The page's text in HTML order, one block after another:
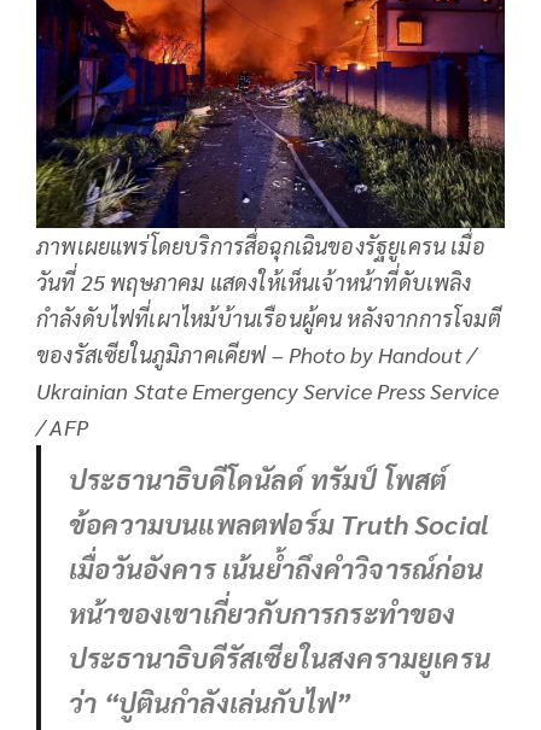
ภาพเผยแพร่โดยบริการสื่อฉุกเฉินของรัฐยูเครน เมื่อ
วันที่ 25 พฤษภาคม แสดงให้เห็นเจ้าหน้าที่ดับเพลิง
กำลังดับไฟที่เผาไหม้บ้านเรือนผู้คน หลังจากการโจมตี
ของรัสเซียในภูมิภาคเคียฟ – Photo by Handout /
Ukrainian State Emergency Service Press Service
/ AFP
ประธานาธิบดีโดนัลด์ ทรัมป์ โพสต์
ข้อความบนแพลตฟอร์ม Truth Social
เมื่อวันอังคาร เน้นย้ำถึงคำวิจารณ์ก่อน
หน้าของเขาเกี่ยวกับการกระทำของ
ประธานาธิบดีรัสเซียในสงครามยูเครน
ว่า “ปูตินกำลังเล่นกับไฟ”